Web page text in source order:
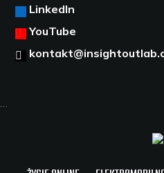
LinkedIn
YouTube
…